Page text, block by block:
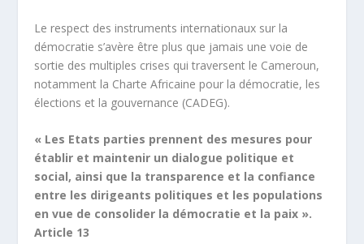
Le respect des instruments internationaux sur la
démocratie s’avère être plus que jamais une voie de
sortie des multiples crises qui traversent le Cameroun,
notamment la Charte Africaine pour la démocratie, les
élections et la gouvernance (CADEG).
« Les Etats parties prennent des mesures pour
établir et maintenir un dialogue politique et
social, ainsi que la transparence et la confiance
entre les dirigeants politiques et les populations
en vue de consolider la démocratie et la paix ».
Article 13